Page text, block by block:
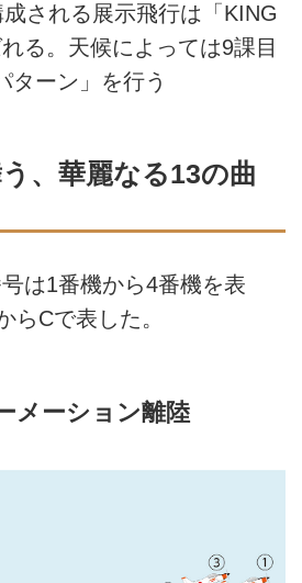
成される展示飛行は「KING
る。天候によっては9課目
ターン」を行う
、華麗なる13の曲
は1番機から4番機を表
らCで表した。
メーション離陸